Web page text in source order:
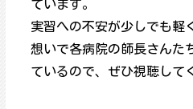
ています。
実習への不安が少しでも軽
想いで各病院の師長さんた
ているので、ぜひ視聴して